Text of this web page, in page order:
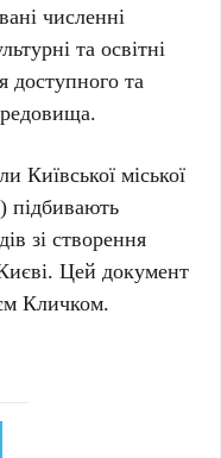
численні
та освітні
доступного та
Київської міської
зі створення
. Цей документ
Кличком.